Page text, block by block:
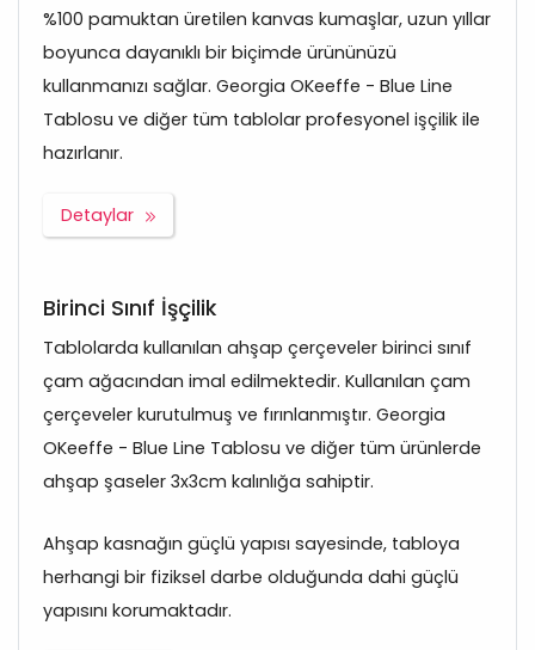
%100 pamuktan üretilen kanvas kumaşlar, uzun yıllar
boyunca dayanıklı bir biçimde ürününüzü
kullanmanızı sağlar. Georgia OKeeffe - Blue Line
Tablosu ve diğer tüm tablolar profesyonel işçilik ile
hazırlanır.
Detaylar
Birinci Sınıf İşçilik
Tablolarda kullanılan ahşap çerçeveler birinci sınıf
çam ağacından imal edilmektedir. Kullanılan çam
çerçeveler kurutulmuş ve fırınlanmıştır. Georgia
OKeeffe - Blue Line Tablosu ve diğer tüm ürünlerde
ahşap şaseler 3x3cm kalınlığa sahiptir.
Ahşap kasnağın güçlü yapısı sayesinde, tabloya
herhangi bir fiziksel darbe olduğunda dahi güçlü
yapısını korumaktadır.